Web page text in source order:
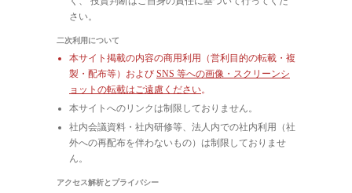
さい。
二次利用について
本サイト掲載の内容の商用利用（営利目的の転載・複
製・配布等）および SNS 等への画像・スクリーンシ
ョットの転載はご遠慮ください。
本サイトへのリンクは制限しておりません。
社内会議資料・社内研修等、法人内での社内利用（社
外への再配布を伴わないもの）は制限しておりませ
ん。
アクセス解析とプライバシー